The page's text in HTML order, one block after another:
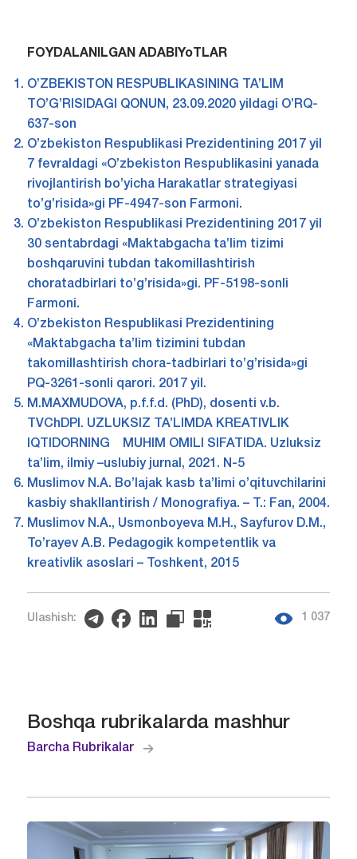
FOYDALANILGAN ADABIYoTLAR
O’ZBEKISTON RESPUBLIKASINING TA’LIM
TO’G’RISIDAGI QONUN, 23.09.2020 yildagi O’RQ-
637-son
O’zbekiston Respublikasi Prezidentining 2017 yil
7 fevraldagi «O’zbekiston Respublikasini yanada
rivojlantirish bo’yicha Harakatlar strategiyasi
to’g’risida»gi PF-4947-son Farmoni.
O’zbekiston Respublikasi Prezidentining 2017 yil
30 sentabrdagi «Maktabgacha ta’lim tizimi
boshqaruvini tubdan takomillashtirish
choratadbirlari to’g’risida»gi. PF-5198-sonli
Farmoni.
O’zbekiston Respublikasi Prezidentining
«Maktabgacha ta’lim tizimini tubdan
takomillashtirish chora-tadbirlari to’g’risida»gi
PQ-3261-sonli qarori. 2017 yil.
M.MAXMUDOVA, p.f.f.d. (PhD), dosenti v.b.
TVChDPI. UZLUKSIZ TA’LIMDA KREATIVLIK
IQTIDORNING MUHIM OMILI SIFATIDA. Uzluksiz
ta’lim, ilmiy –uslubiy jurnal, 2021. N-5
Muslimov N.A. Bo’lajak kasb ta’limi o’qituvchilarini
kasbiy shakllantirish / Monografiya. – T.: Fan, 2004.
Muslimov N.A., Usmonboyeva M.H., Sayfurov D.M.,
To’rayev A.B. Pedagogik kompetentlik va
kreativlik asoslari – Toshkent, 2015
Ulashish: 1 037
Boshqa rubrikalarda mashhur
Barcha Rubrikalar